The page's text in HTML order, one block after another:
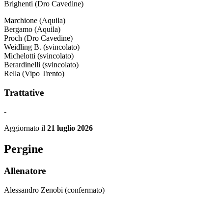
Brighenti (Dro Cavedine)
Marchione (Aquila)
Bergamo (Aquila)
Proch (Dro Cavedine)
Weidling B. (svincolato)
Michelotti (svincolato)
Berardinelli (svincolato)
Rella (Vipo Trento)
Trattative
-
Aggiornato il 21 luglio 2026
Pergine
Allenatore
Alessandro Zenobi (confermato)